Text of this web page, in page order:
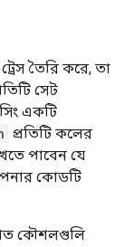
তৈরি করে, তা
সেট
একটি
প্রতিটি কলের
পাবেন যে
কোডটি
কৌশলগুলি